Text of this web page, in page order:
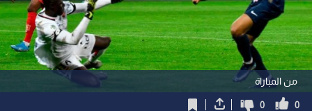
من المباراة
0
0